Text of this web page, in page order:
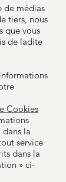
de médias
tiers, nous
que vous
de ladite
Cookies
la
service
dans la
» ci-